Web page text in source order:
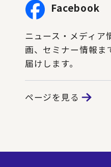
Facebook
ニュース・メディア
画、セミナー情報ま
届けします。
ページを見る